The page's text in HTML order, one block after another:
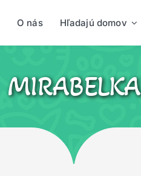
O nás Hľadajú domov
MIRABELKA